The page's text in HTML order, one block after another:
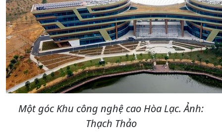
Một góc Khu công nghệ cao Hòa Lạc. Ảnh:
Thạch Thảo